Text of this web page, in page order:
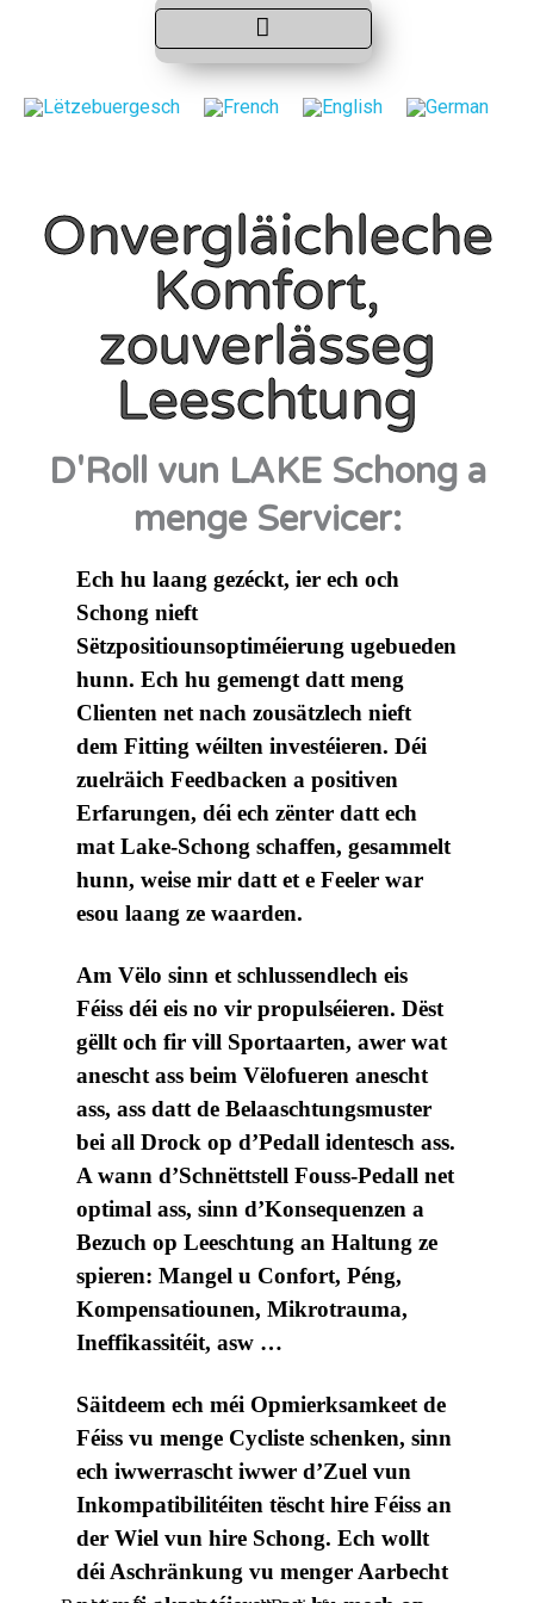
Onvergläichleche
Komfort,
zouverlässeg
Leeschtung
D'Roll vun LAKE Schong a
menge Servicer:
Ech hu laang gezéckt, ier ech och
Schong nieft
Sëtzpositiounsoptiméierung ugebueden
hunn. Ech hu gemengt datt meng
Clienten net nach zousätzlech nieft
dem Fitting wéilten investéieren. Déi
zuelräich Feedbacken a positiven
Erfarungen, déi ech zënter datt ech
mat Lake-Schong schaffen, gesammelt
hunn, weise mir datt et e Feeler war
esou laang ze waarden.
Am Vëlo sinn et schlussendlech eis
Féiss déi eis no vir propulséieren. Dëst
gëllt och fir vill Sportaarten, awer wat
anescht ass beim Vëlofueren anescht
ass, ass datt de Belaaschtungsmuster
bei all Drock op d’Pedall identesch ass.
A wann d’Schnëttstell Fouss-Pedall net
optimal ass, sinn d’Konsequenzen a
Bezuch op Leeschtung an Haltung ze
spieren: Mangel u Confort, Péng,
Kompensatiounen, Mikrotrauma,
Ineffikassitéit, asw …
Säitdeem ech méi Opmierksamkeet de
Féiss vu menge Cycliste schenken, sinn
ech iwwerrascht iwwer d’Zuel vun
Inkompatibilitéiten tëscht hire Féiss an
der Wiel vun hire Schong. Ech wollt
déi Aschränkung vu menger Aarbecht